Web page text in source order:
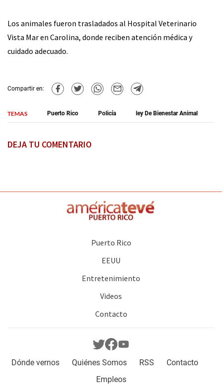
Los animales fueron trasladados al Hospital Veterinario
Vista Mar en Carolina, donde reciben atención médica y
cuidado adecuado.
Compartir en:
TEMAS Puerto Rico Policía ley De Bienestar Animal
DEJA TU COMENTARIO
Puerto Rico
EEUU
Entretenimiento
Videos
Contacto
Dónde vernos Quiénes Somos RSS
Contacto
Empleos